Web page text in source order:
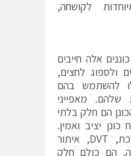
לקושחה,
אלה חייבים
ולספוג לחצים,
להשתמש בהם
שלהם. מאפייני
הם חלק בלתי
יציב ואמין.
בחינות ברמת המערכת, DVT, איתור
הם כולם חלק